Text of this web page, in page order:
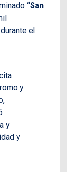
“San
el
y
y
y